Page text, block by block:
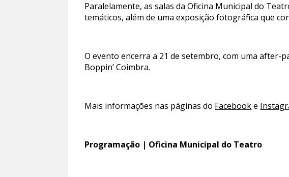
Paralelamente, as salas da Oficina Municipal do
temáticos, além de uma exposição fotográfica que
O evento encerra a 21 de setembro, com uma after-
Boppin’ Coimbra.
Mais informações nas páginas do Facebooke
Programação | Oficina Municipal do Teatro